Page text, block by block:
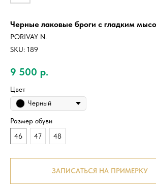
Черные лаковые броги с гладким
PORIVAY N.
SKU: 189
9 500 р.
Цвет
Черный
Размер обуви
46
47 48
ЗАПИСАТЬСЯ НА ПРИМЕРКУ